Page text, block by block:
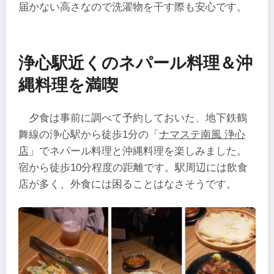
届かない高さなので洗濯物を干す際も安心です。
浄心駅近くのネパール料理＆沖
縄料理を満喫
夕食は事前に調べて予約しておいた、地下鉄鶴
舞線の浄心駅から徒歩1分の「 ナマステ南風 浄心
店 」でネパール料理と沖縄料理を楽しみました。
宿から徒歩10分程度の距離です。駅周辺には飲食
店が多く、外食には困ることはなさそうです。